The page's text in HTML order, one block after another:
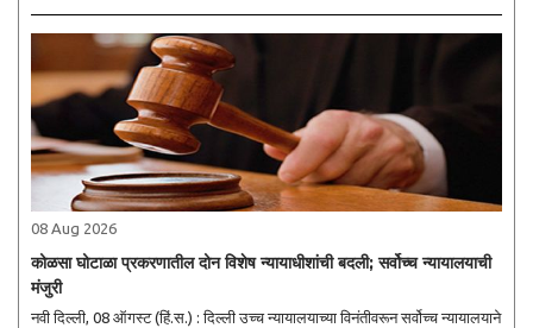
08 Aug 2026
कोळसा घोटाळा प्रकरणातील दोन विशेष न्यायाधीशांची बदली; सर्वोच्च न्यायालयाची
मंजुरी
नवी दिल्ली, 08 ऑगस्ट (हिं.स.) : दिल्ली उच्च न्यायालयाच्या विनंतीवरून सर्वोच्च न्यायालयाने